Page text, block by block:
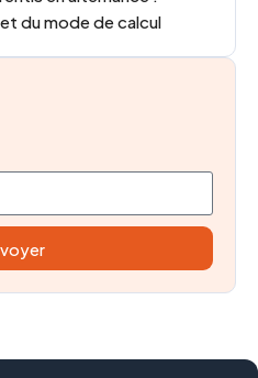
du mode de calcul